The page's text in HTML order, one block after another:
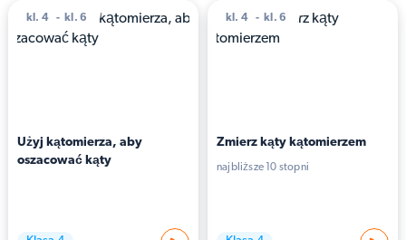
kl. 4 kl. 6
Użyj kątomierza, aby
oszacować kąty
kl. 4 kl. 6
Zmierz kąty kątomierzem
najbliższe 10 stopni